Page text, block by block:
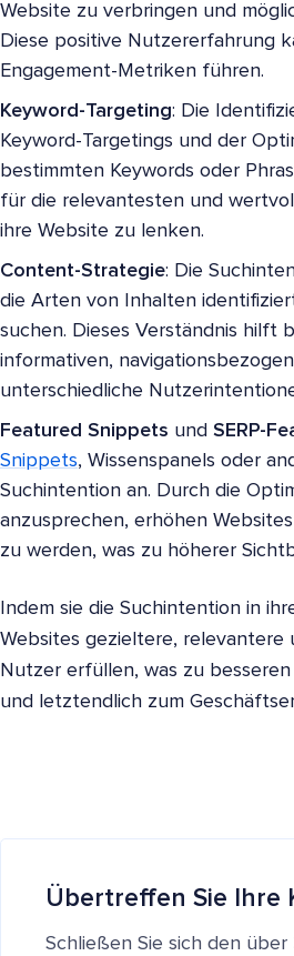
Website zu verbringen und
Diese positive Nutzererfahrung
Engagement-Metriken führen.
Keyword-Targeting: Die
Keyword-Targetings und der
bestimmten Keywords oder
für die relevantesten und
ihre Website zu lenken.
Content-Strategie: Die
die Arten von Inhalten
suchen. Dieses Verständnis hilft
informativen,
unterschiedliche
Featured Snippets und SERP-
Snippets, Wissenspanels oder
Suchintention an. Durch die
anzusprechen, erhöhen
zu werden, was zu höherer
Indem sie die Suchintention in
Websites gezieltere,
Nutzer erfüllen, was zu
und letztendlich zum
Übertreffen Sie Ihre
Schließen Sie sich den